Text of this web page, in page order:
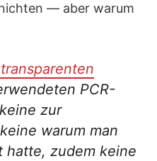
— aber warum
PCR-
zur
warum man
zudem keine